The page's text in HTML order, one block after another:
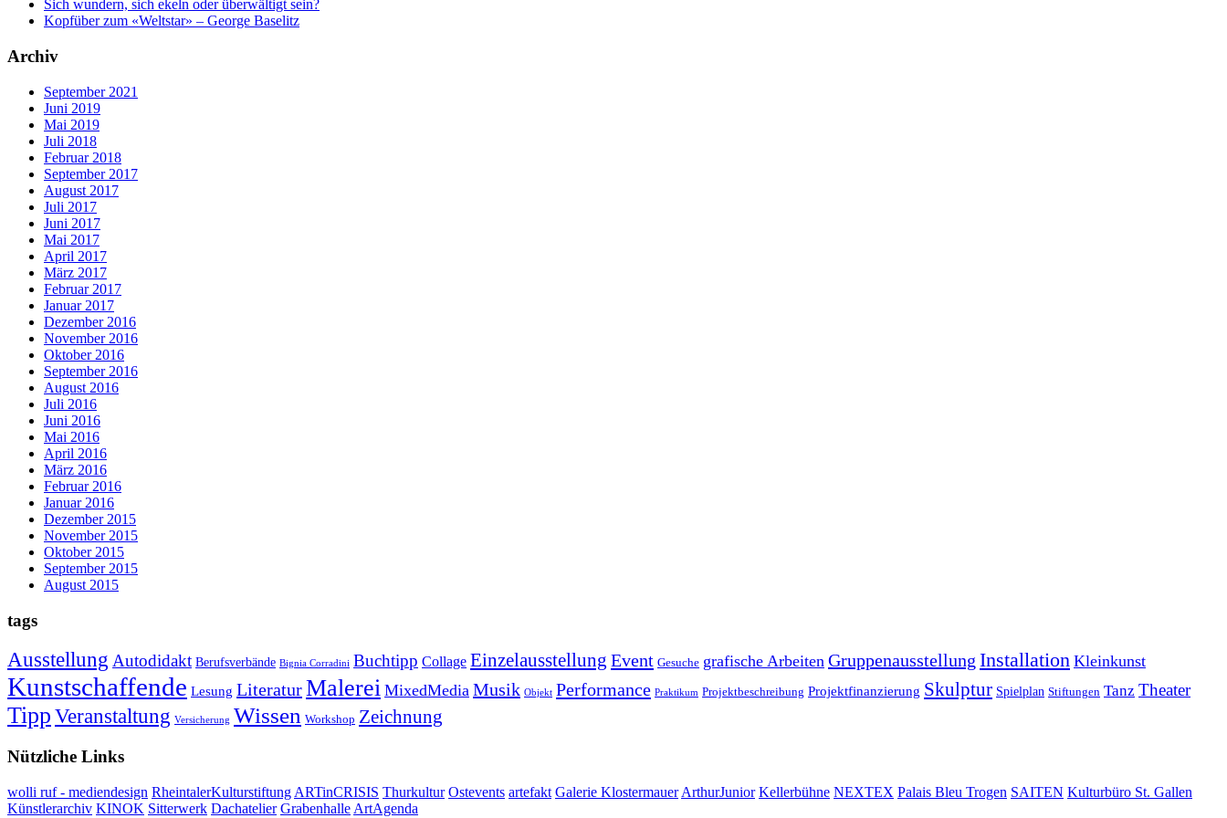
Sich wundern, sich ekeln oder überwältigt sein?
Kopfüber zum «Weltstar» – George Baselitz
Archiv
September 2021
Juni 2019
Mai 2019
Juli 2018
Februar 2018
September 2017
August 2017
Juli 2017
Juni 2017
Mai 2017
April 2017
März 2017
Februar 2017
Januar 2017
Dezember 2016
November 2016
Oktober 2016
September 2016
August 2016
Juli 2016
Juni 2016
Mai 2016
April 2016
März 2016
Februar 2016
Januar 2016
Dezember 2015
November 2015
Oktober 2015
September 2015
August 2015
tags
Ausstellung Autodidakt Berufsverbände Bignia Corradini Buchtipp Collage Einzelausstellung Event Gesuche grafische Arbeiten Gruppenausstellung Installation Kleinkunst
Kunstschaffende Lesung LiteraturMalerei MixedMedia Musik Objekt Performance Praktikum Projektbeschreibung Projektfinanzierung Skulptur Spielplan Stiftungen Tanz Theater
TippVeranstaltung Versicherung Wissen Workshop Zeichnung
Nützliche Links
wolli ruf - mediendesign RheintalerKulturstiftung ARTinCRISIS Thurkultur Ostevents artefakt Galerie Klostermauer ArthurJunior Kellerbühne NEXTEX Palais Bleu Trogen SAITEN Kulturbüro St. Gallen
Künstlerarchiv KINOK Sitterwerk Dachatelier Grabenhalle ArtAgenda